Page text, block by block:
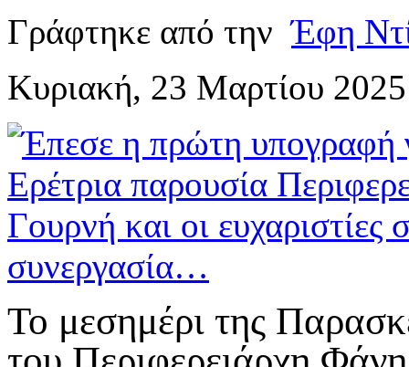
Γράφτηκε από τηνΈφη
Κυριακή, 23 Μαρτίου
Το μεσημέρι της